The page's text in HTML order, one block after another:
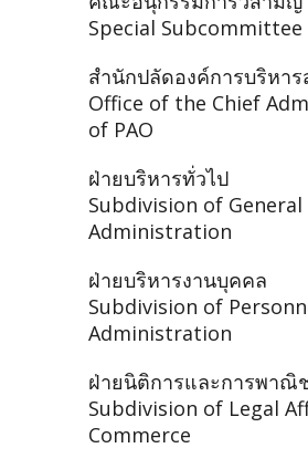
Special Subcommittee
สำนักปลัดองค์การบริหา
Office of the Chief
of PAO
ฝ่ายบริหารทั่วไป
Subdivision of General
Administration
ฝ่ายบริหารงานบุคคล
Subdivision of
Administration
ฝ่ายนิติการและการพาณิ
Subdivision of Legal
Commerce